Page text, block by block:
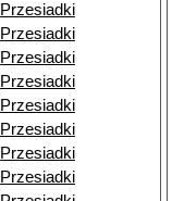
Przesiadki
Przesiadki
Przesiadki
Przesiadki
Przesiadki
Przesiadki
Przesiadki
Przesiadki